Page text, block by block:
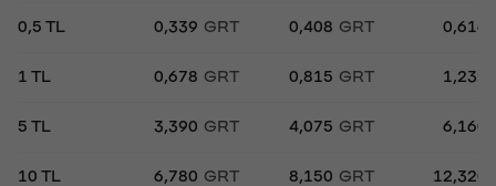
0,5 TL 0,339 GRT 0,408 GRT 0,616
1 TL 0,678 GRT 0,815 GRT 1,232
5 TL 3,390 GRT 4,075 GRT 6,160
10 TL 6,780 GRT 8,150 GRT 12,320